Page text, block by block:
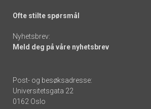
Ofte stilte spørsmål
Nyhetsbrev:
Meld deg på våre nyhetsbrev
Post- og besøksadresse:
Universitetsgata 22
0162 Oslo